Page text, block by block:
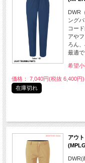
DWR
ング
コー
アや
ろん
最適で
希望小
価格： 7,040円(税抜 6,400円)
在庫切れ
アウ
DWR(